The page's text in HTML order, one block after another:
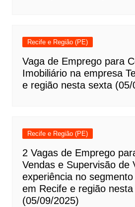
Recife e Região (PE)
Vaga de Emprego para
Imobiliário na empresa
e região nesta sexta (05/
Recife e Região (PE)
2 Vagas de Emprego
Vendas e Supervisão de
experiência no
em Recife e região
(05/09/2025)